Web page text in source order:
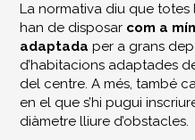
La normativa diu que totes
han de disposar com a
adaptada per a grans
d’habitacions adaptades
del centre. A més, també
en el que s’hi pugui
diàmetre lliure d’obstacles.